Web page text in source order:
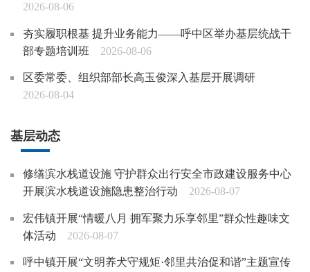
2026-08-06
夯实履职根基 提升业务能力——呼中区举办基层统战干
部专题培训班
2026-08-06
区委常委、组织部部长高玉俊深入基层开展调研
2026-08-04
基层动态
修缮滨水栈道设施 守护群众出行安全市政建设服务中心
开展滨水栈道设施隐患整治行动
2026-08-07
宏伟镇开展“情暖八月 拥军聚力乐享邻里”群众性趣味文
体活动
2026-08-07
呼中镇开展“文明养犬守规矩·邻里共治促和谐”主题宣传